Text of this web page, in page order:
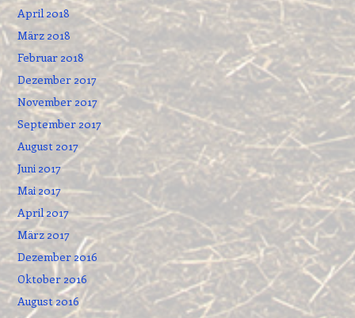
April 2018
März 2018
Februar 2018
Dezember 2017
November 2017
September 2017
August 2017
Juni 2017
Mai 2017
April 2017
März 2017
Dezember 2016
Oktober 2016
August 2016